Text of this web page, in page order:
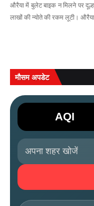
औरैया में बुलेट बाइक न मिलने पर
लाखों की न्योते की रकम लूटी। औरैया
मौसम अपडेट
AQI